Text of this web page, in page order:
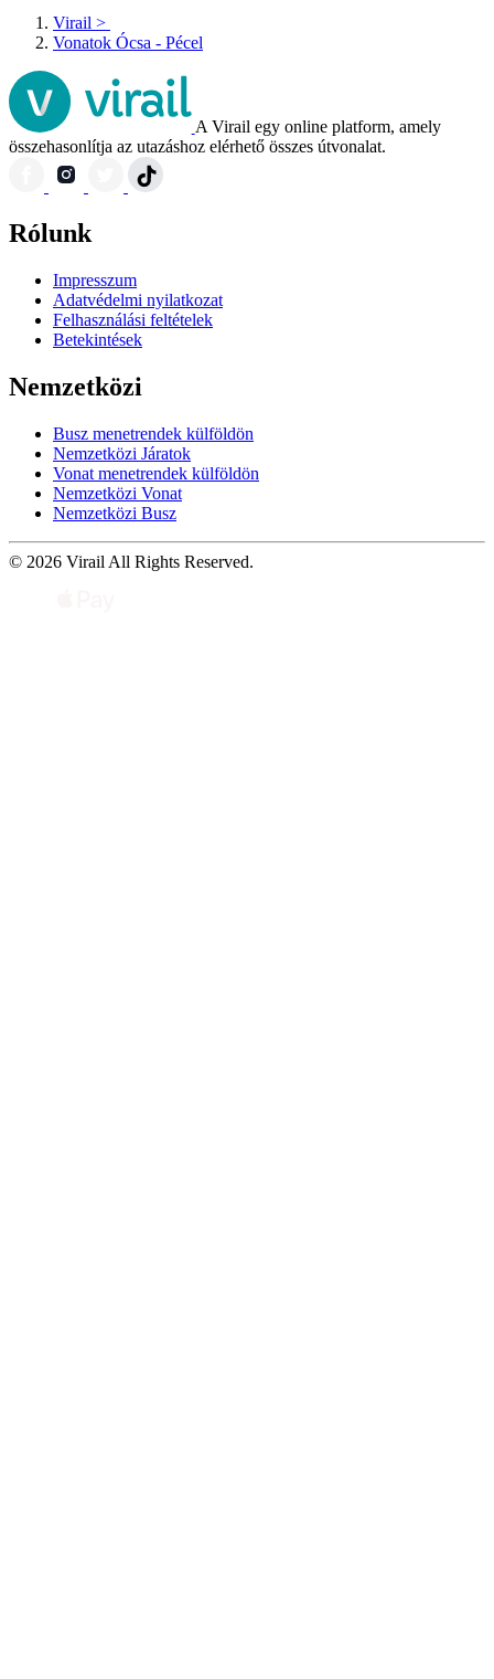
Virail >
Vonatok Ócsa - Pécel
A Virail egy online platform, amely
összehasonlítja az utazáshoz elérhető összes útvonalat.
Rólunk
Impresszum
Adatvédelmi nyilatkozat
Felhasználási feltételek
Betekintések
Nemzetközi
Busz menetrendek külföldön
Nemzetközi Járatok
Vonat menetrendek külföldön
Nemzetközi Vonat
Nemzetközi Busz
© 2026 Virail All Rights Reserved.